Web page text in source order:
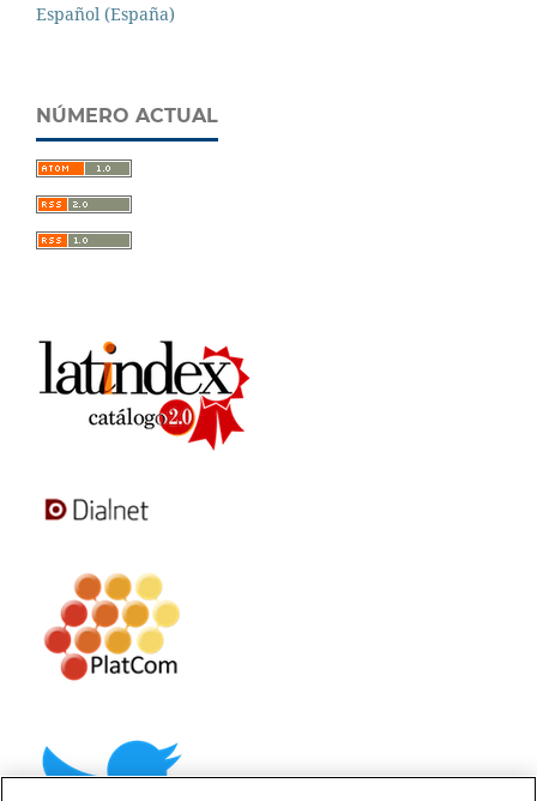
Español (España)
NÚMERO ACTUAL